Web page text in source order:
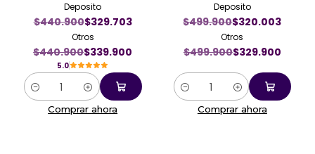
Deposito
$440.900$329.703
Otros
$440.900$339.900
5.0
Cantidad
Comprar ahora
Deposito
$499.900$320.003
Otros
$499.900$329.900
Cantidad
Comprar ahora